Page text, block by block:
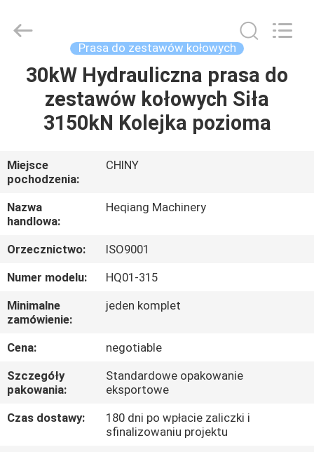
DOM
PRODUKTY
O
NAS
WYCIECZKA
PO
FABRYCE
KONTROLA
JAKOŚCI
SKONTAKTUJ
SIĘ
Limited
Reserved.
Prasa do zestawów kołowych
30kW Hydrauliczna prasa do
zestawów kołowych Siła
3150kN Kolejka pozioma
Miejsce
pochodzenia:
CHINY
Nazwa
handlowa:
Heqiang Machinery
Orzecznictwo:
ISO9001
Numer modelu:
HQ01-315
Minimalne
zamówienie:
jeden komplet
Cena:
negotiable
Szczegóły
pakowania:
Standardowe opakowanie
eksportowe
Czas dostawy:
180 dni po wpłacie zaliczki i
sfinalizowaniu projektu